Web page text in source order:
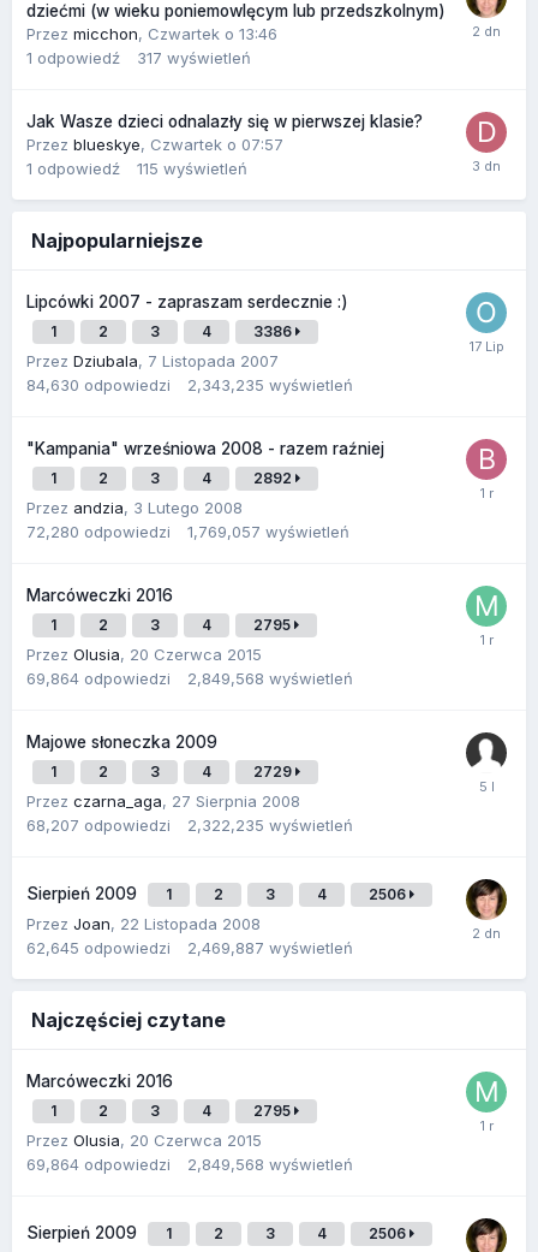
dziećmi (w wieku poniemowlęcym lub przedszkolnym)
Przez micchon, Czwartek o 13:46
1 odpowiedź 317 wyświetleń
Jak Wasze dzieci odnalazły się w pierwszej klasie?
Przez blueskye, Czwartek o 07:57
1 odpowiedź 115 wyświetleń
Najpopularniejsze
Lipcówki 2007 - zapraszam serdecznie :)
1 2 3 4 3386
Przez Dziubala, 7 Listopada 2007
84,630 odpowiedzi 2,343,235 wyświetleń
"Kampania" wrześniowa 2008 - razem raźniej
1 2 3 4 2892
Przez andzia, 3 Lutego 2008
72,280 odpowiedzi 1,769,057 wyświetleń
Marcóweczki 2016
1 2 3 4 2795
Przez Olusia, 20 Czerwca 2015
69,864 odpowiedzi 2,849,568 wyświetleń
Majowe słoneczka 2009
1 2 3 4 2729
Przez czarna_aga, 27 Sierpnia 2008
68,207 odpowiedzi 2,322,235 wyświetleń
Sierpień 2009 1 2 3 4 2506
Przez Joan, 22 Listopada 2008
62,645 odpowiedzi 2,469,887 wyświetleń
Najczęściej czytane
Marcóweczki 2016
1 2 3 4 2795
Przez Olusia, 20 Czerwca 2015
69,864 odpowiedzi 2,849,568 wyświetleń
Sierpień 2009 1 2 3 4 2506